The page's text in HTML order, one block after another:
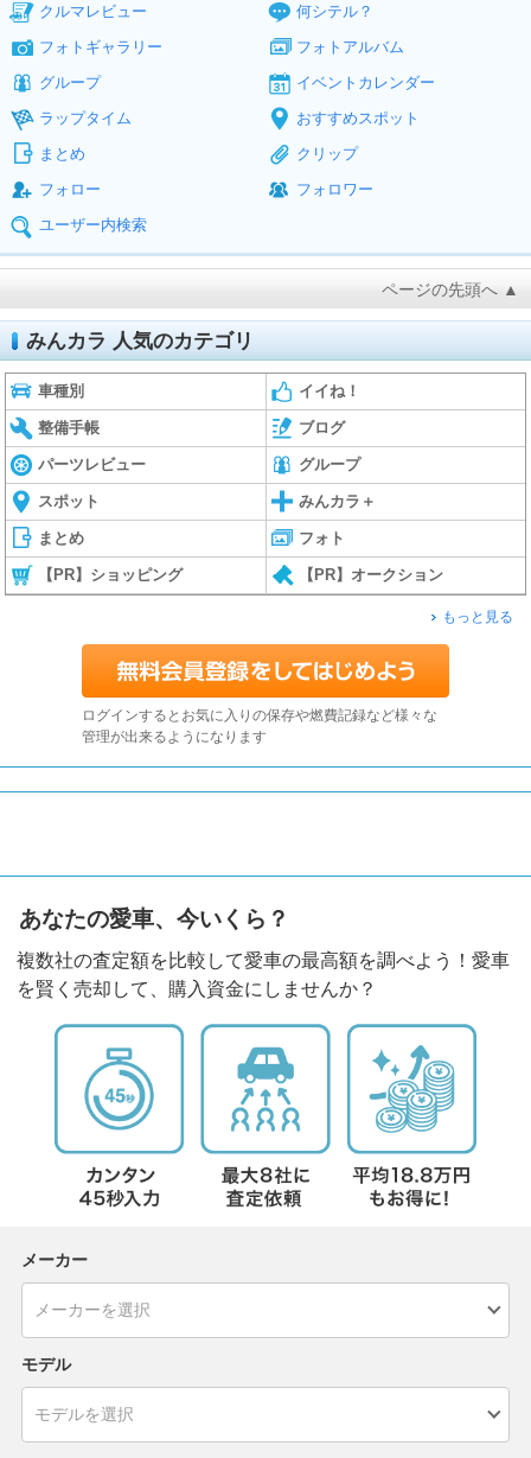
クルマレビュー
何シテル？
フォトギャラリー
フォトアルバム
グループ
イベントカレンダー
ラップタイム
おすすめスポット
まとめ
クリップ
フォロー
フォロワー
ユーザー内検索
ページの先頭へ ▲
みんカラ 人気のカテゴリ
車種別 イイね！
整備手帳 ブログ
パーツレビュー グループ
スポット みんカラ＋
まとめ フォト
【PR】ショッピング 【PR】オークション
もっと見る
ログインするとお気に入りの保存や燃費記録など様々な
管理が出来るようになります
あなたの愛車、今いくら？
複数社の査定額を比較して愛車の最高額を調べよう！愛車
を賢く売却して、購入資金にしませんか？
メーカー
モデル